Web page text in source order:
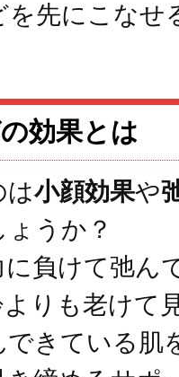
を先にこなせ
効果とは
は小顔効果や
うか？
負けて弛ん
りも老けて
きている肌